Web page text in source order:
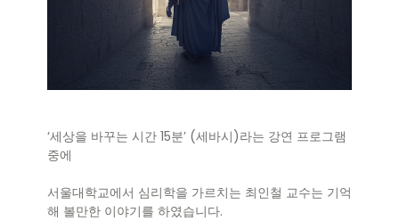
‘세상을 바꾸는 시간 15분’ (세바시)라는 강연 프로그램
중에
서울대학교에서 심리학을 가르치는 최인철 교수는 기억
해 볼만한 이야기를 하였습니다.